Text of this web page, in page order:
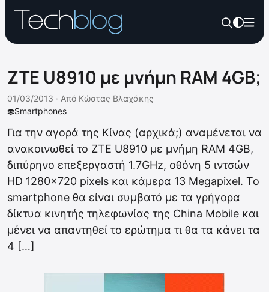
ZTE U8910 με μνήμη RAM 4GB;
Smartphones
01/03/2013 · Από Κώστας Βλαχάκης
Για την αγορά της Κίνας (αρχικά;) αναμένεται να
ανακοινωθεί το ZTE U8910 με μνήμη RAM 4GB,
διπύρηνο επεξεργαστή 1.7GHz, οθόνη 5 ιντσών
HD 1280×720 pixels και κάμερα 13 Megapixel. Το
smartphone θα είναι συμβατό με τα γρήγορα
δίκτυα κινητής τηλεφωνίας της China Mobile και
μένει να απαντηθεί το ερώτημα τι θα τα κάνει τα
4 […]